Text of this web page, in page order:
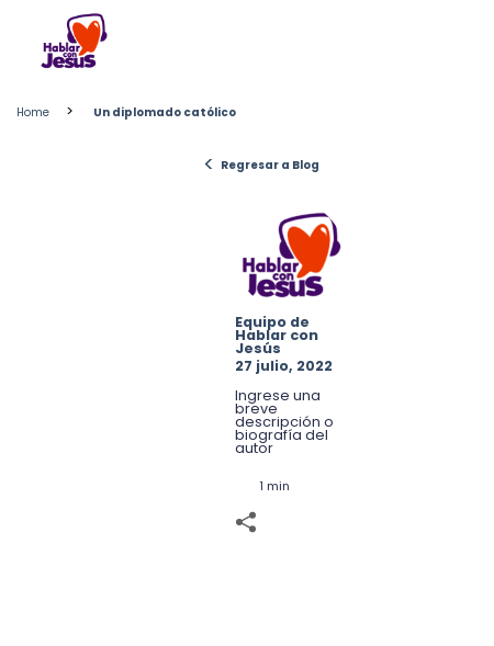
content
Home > Un diplomado católico
< Regresar a Blog
Equipo de
Hablar con
Jesús
27 julio, 2022
Ingrese una
breve
descripción o
biografía del
autor
1 min